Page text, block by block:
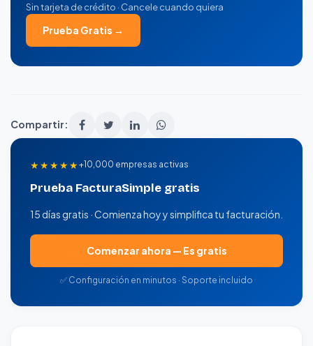
Sin tarjeta de crédito · Cancele cuando quiera
Prueba Gratis →
Compartir:
★★★★★+10,000 empresas activas
Prueba FacturaSimple gratis
15 días gratis · Comienza hoy y simplifica tu facturación.
Comenzar ahora — Es gratis
✅ Configuración en minutos · Soporte incluido